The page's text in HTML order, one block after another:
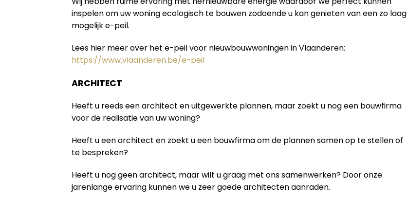
inspelen om uw woning ecologisch te bouwen zodoende u kan genieten van een zo laag
mogelijk e-peil.
Lees hier meer over het e-peil voor nieuwbouwwoningen in Vlaanderen:
https://www.vlaanderen.be/e-peil
ARCHITECT
Heeft u reeds een architect en uitgewerkte plannen, maar zoekt u nog een bouwfirma
voor de realisatie van uw woning?
Heeft u een architect en zoekt u een bouwfirma om de plannen samen op te stellen of
te bespreken?
Heeft u nog geen architect, maar wilt u graag met ons samenwerken? Door onze
jarenlange ervaring kunnen we u zeer goede architecten aanraden.